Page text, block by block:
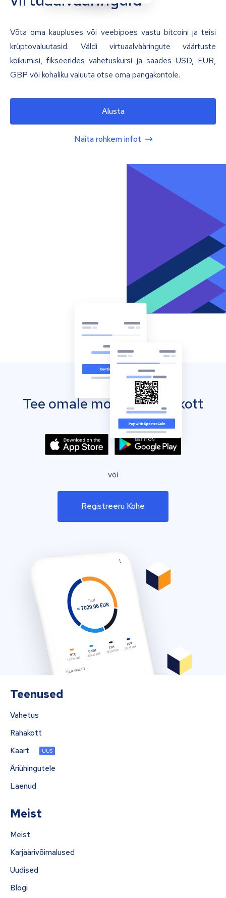
Võta oma kaupluses või veebipoes vastu bitcoini ja teisi
krüptovaluutasid. Väldi virtuaalvääringute väärtuste
kõikumisi, fikseerides vahetuskursi ja saades USD, EUR,
GBP või kohaliku valuuta otse oma pangakontole.
Alusta
Näita rohkem infot
Tee omale mobiilne rahakott
või
Registreeru Kohe
Teenused
Vahetus
Rahakott
Kaart
UUS
Äriühingutele
Laenud
Meist
Meist
Karjäärivõimalused
Uudised
Blogi